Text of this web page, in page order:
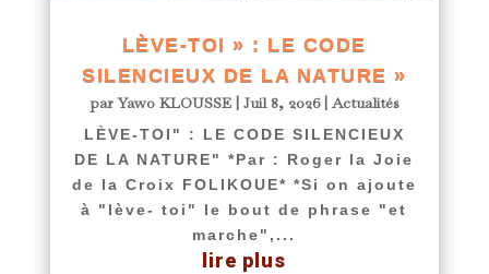
LÈVE-TOI » : LE CODE
SILENCIEUX DE LA NATURE »
parYawo KLOUSSE| Juil 8, 2026|Actualités
LÈVE-TOI" : LE CODE SILENCIEUX
DE LA NATURE" *Par : Roger la Joie
de la Croix FOLIKOUE* *Si on ajoute
à "lève- toi" le bout de phrase "et
marche",...
lire plus